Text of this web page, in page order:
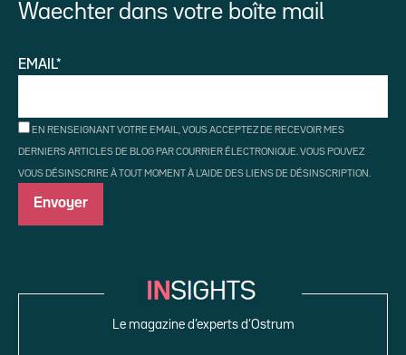
Waechter dans votre boîte mail
EMAIL*
EN RENSEIGNANT VOTRE EMAIL, VOUS ACCEPTEZ DE RECEVOIR MES
DERNIERS ARTICLES DE BLOG PAR COURRIER ÉLECTRONIQUE. VOUS POUVEZ
VOUS DÉSINSCRIRE À TOUT MOMENT À L'AIDE DES LIENS DE DÉSINSCRIPTION.
Le magazine d’experts d’Ostrum